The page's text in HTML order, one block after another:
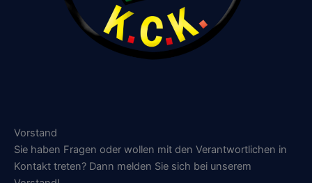
Vorstand
Sie haben Fragen oder wollen mit den Verantwortlichen in
Kontakt treten? Dann melden Sie sich bei unserem